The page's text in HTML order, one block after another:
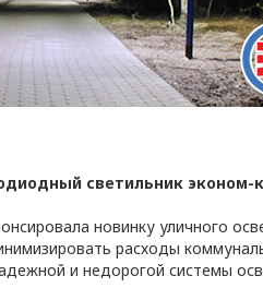
светильник эконом-
новинку уличного
расходы
и недорогой системы